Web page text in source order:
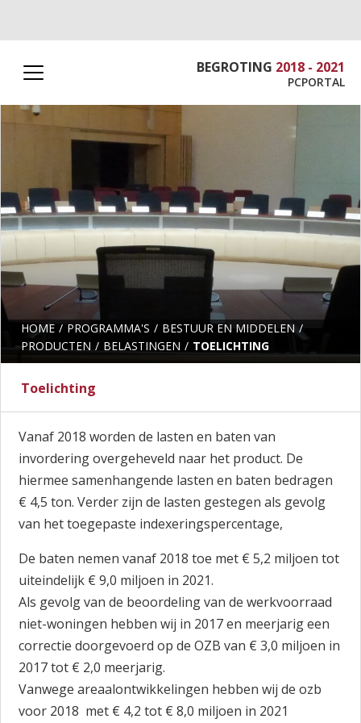
BEGROTING 2018 - 2021
PCPORTAL
HOME PROGRAMMA'S
BESTUUR EN MIDDELEN
PRODUCTEN
BELASTINGEN TOELICHTING
Toelichting
Vanaf 2018 worden de lasten en baten van
invordering overgeheveld naar het product. De
hiermee samenhangende lasten en baten bedragen
€ 4,5 ton. Verder zijn de lasten gestegen als gevolg
van het toegepaste indexeringspercentage,
De baten nemen vanaf 2018 toe met € 5,2 miljoen tot
uiteindelijk € 9,0 miljoen in 2021.
Als gevolg van de beoordeling van de werkvoorraad
niet-woningen hebben wij in 2017 en meerjarig een
correctie doorgevoerd op de OZB van € 3,0 miljoen in
2017 tot € 2,0 meerjarig.
Vanwege areaalontwikkelingen hebben wij de ozb
voor 2018 met € 4,2 tot € 8,0 miljoen in 2021